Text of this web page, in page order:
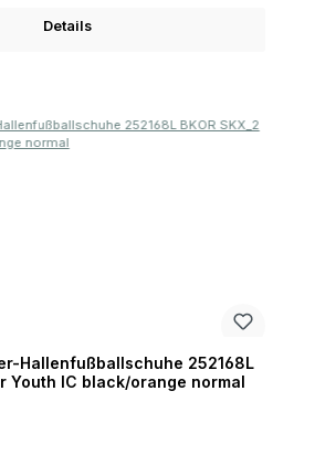
Details
Hallenfußballschuhe 252168L
Youth IC black/orange normal